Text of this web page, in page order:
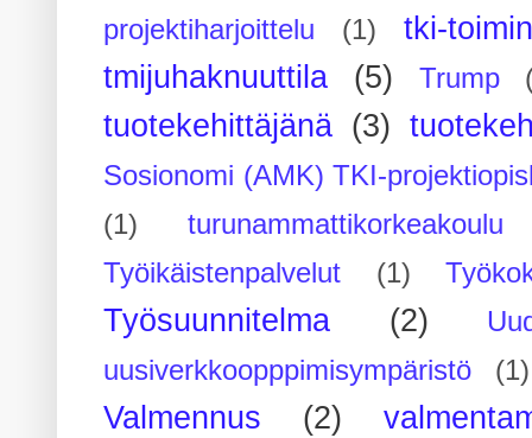
projektiharjoittelu (1)
tki-
tmijuhaknuuttila
(5) Trump
tuotekehittäjänä (3)
Sosionomi (AMK) TKI-
(1)
turunammattikorkeakoulu
Työikäistenpalvelut
(1)
Työsuunnitelma (2)
uusiverkkoopppimisympäristö
(1)
Valmennus (2)